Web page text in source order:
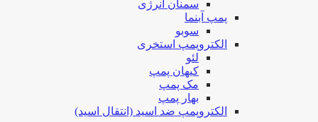
سمنان انرژی
پمپ آبنما
سوبو
الکتروپمپ استخری
لئو
کیهان پمپ
مک پمپ
بهار پمپ
الکتروپمپ ضد اسید (انتقال اسید)